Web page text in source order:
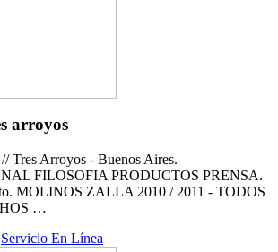
arroyos
Tres Arroyos - Buenos Aires.
FILOSOFIA PRODUCTOS PRENSA.
MOLINOS ZALLA 2010 / 2011 - TODOS
…
Servicio En Línea